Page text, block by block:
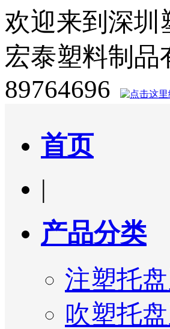
欢迎来到深圳
宏泰塑料制品
89764696
首页
|
产品分类
注塑托
吹塑托